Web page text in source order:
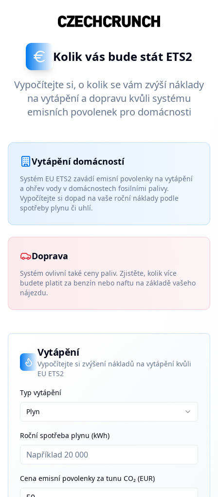
Kolik vás bude stát ETS2
Vypočítejte si, o kolik se vám zvýší náklady
na vytápění a dopravu kvůli systému
emisních povolenek pro domácnosti
Vytápění domácností
Systém EU ETS2 zavádí emisní povolenky na vytápění
a ohřev vody v domácnostech fosilními palivy.
Vypočítejte si dopad na vaše roční náklady podle
spotřeby plynu či uhlí.
Doprava
Systém ovlivní také ceny paliv. Zjistěte, kolik více
budete platit za benzín nebo naftu na základě vašeho
nájezdu.
Vytápění
Vypočítejte si zvýšení nákladů na vytápění kvůli
EU ETS2
Typ vytápění
Plyn
Roční spotřeba plynu (kWh)
Cena emisní povolenky za tunu CO₂ (EUR)